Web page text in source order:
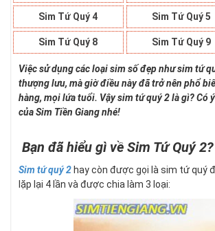
Sim Tứ Quý 4 Sim Tứ Quý 5
Sim Tứ Quý 8 Sim Tứ Quý 9
Việc sử dụng các loại sim số đẹp như sim tứ
thượng lưu, mà giờ điều này đã trở nên phổ
hàng, mọi lứa tuổi. Vậy sim tứ quý 2 là gì? Có
của Sim Tiền Giang nhé!
Bạn đã hiểu gì về Sim Tứ Quý 2?
Sim tứ quý 2 hay còn được gọi là sim tứ quý
lặp lại 4 lần và được chia làm 3 loại: